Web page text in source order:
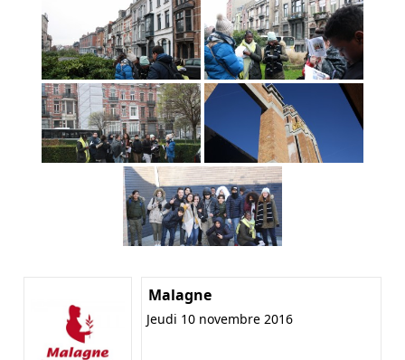
Malagne
Jeudi 10 novembre 2016